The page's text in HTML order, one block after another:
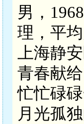
男，
理，平
上海静
青春献
忙忙碌
月光孤